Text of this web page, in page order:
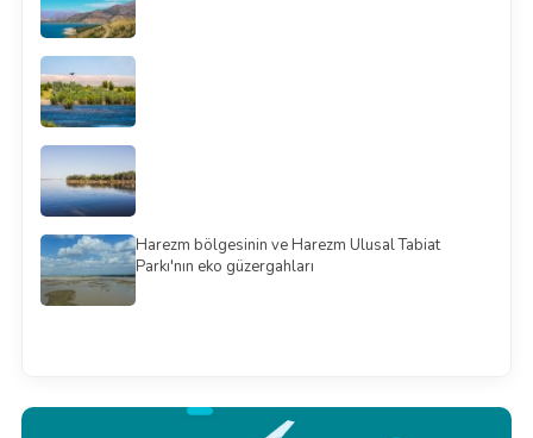
Harezm bölgesinin ve Harezm Ulusal Tabiat
Parkı'nın eko güzergahları